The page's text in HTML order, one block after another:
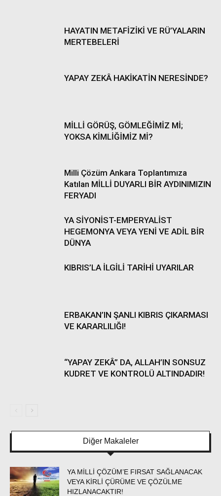
HAYATIN METAFİZİKİ VE RÜ’YALARIN
MERTEBELERİ
YAPAY ZEKÂ HAKİKATİN NERESİNDE?
MİLLİ GÖRÜŞ, GÖMLEĞİMİZ Mİ;
YOKSA KİMLİĞİMİZ Mİ?
Milli Çözüm Ankara Toplantımıza
Katılan MİLLİ DUYARLI BİR AYDINIMIZIN
FERYADI
YA SİYONİST-EMPERYALİST
HEGEMONYA VEYA YENİ VE ADİL BİR
DÜNYA
KIBRIS’LA İLGİLİ TARİHİ UYARILAR
ERBAKAN’IN ŞANLI KIBRIS ÇIKARMASI
VE KARARLILIĞI!
“YAPAY ZEKÂ” DA, ALLAH’IN SONSUZ
KUDRET VE KONTROLÜ ALTINDADIR!
Diğer Makaleler
YA MİLLİ ÇÖZÜM’E FIRSAT SAĞLANACAK
VEYA KİRLİ ÇÜRÜME VE ÇÖZÜLME
HIZLANACAKTIR!